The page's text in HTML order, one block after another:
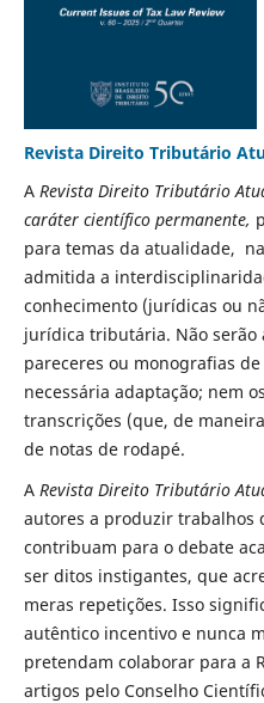
Revista Direito Tributário
A Revista Direito Tributário
caráter científico permanente,
para temas da atualidade,
admitida a
conhecimento (jurídicas ou
jurídica tributária. Não serão
pareceres ou monografias
necessária adaptação; nem
transcrições (que, de
de notas de rodapé.
A Revista Direito Tributário
autores a produzir trabalhos
contribuam para o debate
ser ditos instigantes, que
meras repetições. Isso
autêntico incentivo e nunca
pretendam colaborar para a
artigos pelo Conselho